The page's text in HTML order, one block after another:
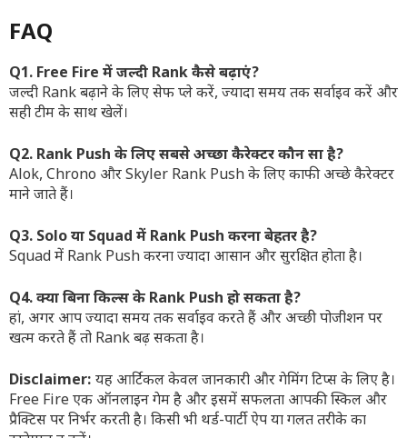
FAQ
Q1. Free Fire में जल्दी Rank कैसे बढ़ाएं?
जल्दी Rank बढ़ाने के लिए सेफ प्ले करें, ज्यादा समय तक सर्वाइव करें और
सही टीम के साथ खेलें।
Q2. Rank Push के लिए सबसे अच्छा कैरेक्टर कौन सा है?
Alok, Chrono और Skyler Rank Push के लिए काफी अच्छे कैरेक्टर
माने जाते हैं।
Q3. Solo या Squad में Rank Push करना बेहतर है?
Squad में Rank Push करना ज्यादा आसान और सुरक्षित होता है।
Q4. क्या बिना किल्स के Rank Push हो सकता है?
हां, अगर आप ज्यादा समय तक सर्वाइव करते हैं और अच्छी पोजीशन पर
खत्म करते हैं तो Rank बढ़ सकता है।
Disclaimer: यह आर्टिकल केवल जानकारी और गेमिंग टिप्स के लिए है।
Free Fire एक ऑनलाइन गेम है और इसमें सफलता आपकी स्किल और
प्रैक्टिस पर निर्भर करती है। किसी भी थर्ड-पार्टी ऐप या गलत तरीके का